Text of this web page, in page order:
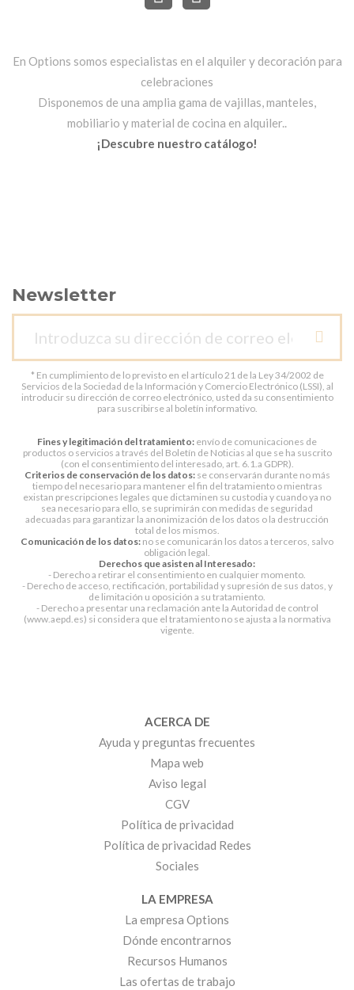
En Options somos especialistas en el alquiler y decoración para
celebraciones
Disponemos de una amplia gama de vajillas, manteles,
mobiliario y material de cocina en alquiler..
¡Descubre nuestro catálogo!
Newsletter
* En cumplimiento de lo previsto en el artículo 21 de la Ley 34/2002 de
Servicios de la Sociedad de la Información y Comercio Electrónico (LSSI), al
introducir su dirección de correo electrónico, usted da su consentimiento
para suscribirse al boletín informativo.
Fines y legitimación del tratamiento: envío de comunicaciones de
productos o servicios a través del Boletín de Noticias al que se ha suscrito
(con el consentimiento del interesado, art. 6.1.a GDPR).
Criterios de conservación de los datos:se conservarán durante no más
tiempo del necesario para mantener el fin del tratamiento o mientras
existan prescripciones legales que dictaminen su custodia y cuando ya no
sea necesario para ello, se suprimirán con medidas de seguridad
adecuadas para garantizar la anonimización de los datos o la destrucción
total de los mismos.
Comunicación de los datos: no se comunicarán los datos a terceros, salvo
obligación legal.
Derechos que asisten al Interesado:
- Derecho a retirar el consentimiento en cualquier momento.
- Derecho de acceso, rectificación, portabilidad y supresión de sus datos, y
de limitación u oposición a su tratamiento.
- Derecho a presentar una reclamación ante la Autoridad de control
(www.aepd.es) si considera que el tratamiento no se ajusta a la normativa
vigente.
ACERCA DE
Ayuda y preguntas frecuentes
Mapa web
Aviso legal
CGV
Política de privacidad
Política de privacidad Redes
Sociales
LA EMPRESA
La empresa Options
Dónde encontrarnos
Recursos Humanos
Las ofertas de trabajo